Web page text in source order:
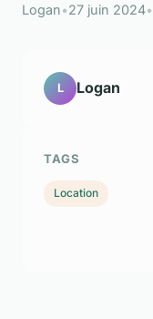
Logan•27 juin 2024•
L Logan
TAGS
Location